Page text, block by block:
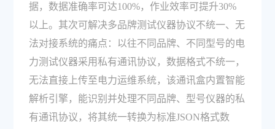
据，数据准确率可达100%，作业效率可提升30%
以上。其次可解决多品牌测试仪器协议不统一、无
法对接系统的痛点：以往不同品牌、不同型号的电
力测试仪器采用私有通讯协议，数据格式不统一，
无法直接上传至电力运维系统，该通讯盒内置智能
解析引擎，能识别并处理不同品牌、型号仪器的私
有通讯协议，将其统一转换为标准JSON格式数